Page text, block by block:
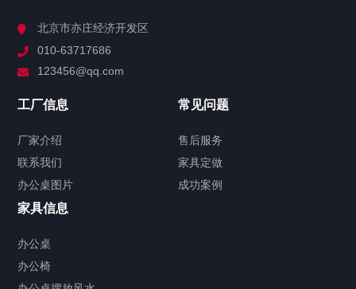
屏风办公隔断
办公屏风隔断 屏风高隔断
办公会议桌 折叠会议桌
文件柜
办公文件柜
办公沙发
办公椅
北京市亦庄经济开发区
010-63717686
123456@qq.com
工厂信息
厂家介绍
联系我们
办公桌图片
常见问题
售后服务
家具定做
成功案例
家具信息
办公桌
办公椅